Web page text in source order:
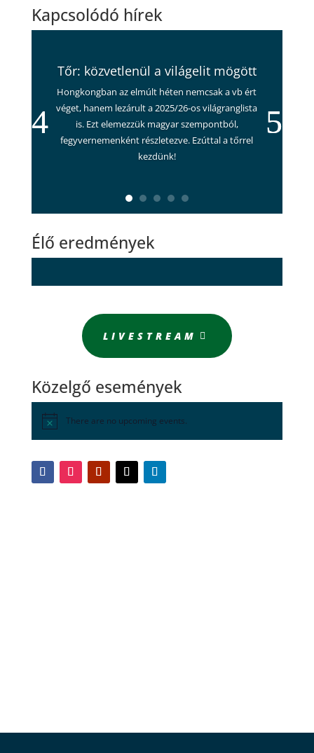
Kapcsolódó hírek
Tőr: közvetlenül a világelit mögött
Hongkongban az elmúlt héten nemcsak a vb ért
véget, hanem lezárult a 2025/26-os világranglista
is. Ezt elemezzük magyar szempontból,
fegyvernemenként részletezve. Ezúttal a tőrrel
kezdünk!
Élő eredmények
LIVESTREAM
Közelgő események
There are no upcoming events.